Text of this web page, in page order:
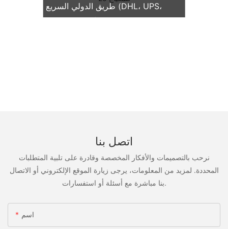
طريق الدولي السريع (DHL، UPS،
TNT، فيديكس)
اتصل بنا
نرحب بالتصميمات والأفكار المخصصة وقادرة على تلبية المتطلبات
المحددة. لمزيد من المعلومات، يرجى زيارة الموقع الإلكتروني أو الاتصال
بنا مباشرة مع أسئلة أو استفسارات.
اسم